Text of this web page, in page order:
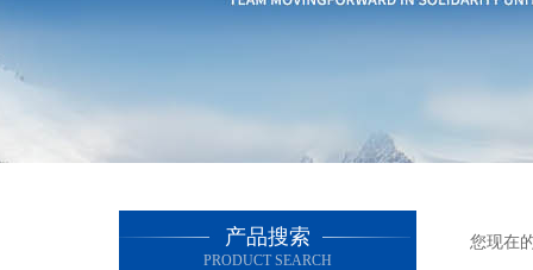
产品搜索
PRODUCT SEARCH
您现在